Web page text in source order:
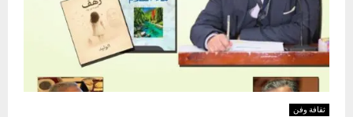
ثقافة وفن